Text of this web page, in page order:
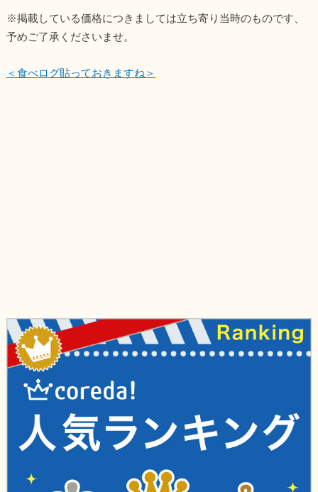
※掲載している価格につきましては立ち寄り当時のものです、
予めご了承くださいませ。
＜食べログ貼っておきますね＞